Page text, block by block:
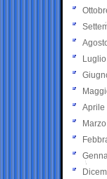
Aprile